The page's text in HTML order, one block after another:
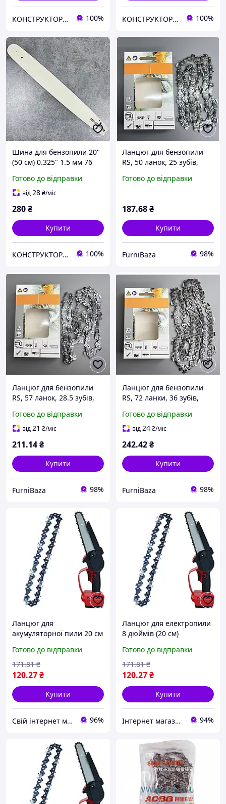
КОНСТРУКТОР онлайн-магазин 100% КОНСТРУКТОР онлайн-магазин 100%
Шина для бензопили 20"
(50 см) 0.325" 1.5 мм 76
Готово до відправки
від28₴/міс
280₴
Купити
КОНСТРУКТОР онлайн-магазин 100%
Ланцюг для бензопили
RS, 50 ланок, 25 зубів,
(14 дюймів), ширина паза
Готово до відправки
187.68₴
Купити
FurniBaza 98%
Ланцюг для бензопили
RS, 57 ланок, 28.5 зубів,
(16 дюймів), ширина паза
1.5 мм, універсальний
Готово до відправки
від21 ₴/міс
211.14₴
Купити
FurniBaza 98%
Ланцюг для бензопили
RS, 72 ланки, 36 зубів,
(18 дюймів), ширина паза
1.5 мм, універсальний
Готово до відправки
від24₴/міс
242.42₴
Купити
FurniBaza 98%
Ланцюг для
акумуляторної пили 20 см
ланцюг для електропили
/ Ланцюг для міні пили
Готово до відправки
120.27₴
171.81 ₴
Купити
Свій інтернет магазин 96%
Ланцюг для електропили
8 дюймів (20 см)
Готово до відправки
120.27₴
171.81 ₴
Купити
Інтернет магазин Сенс 94%